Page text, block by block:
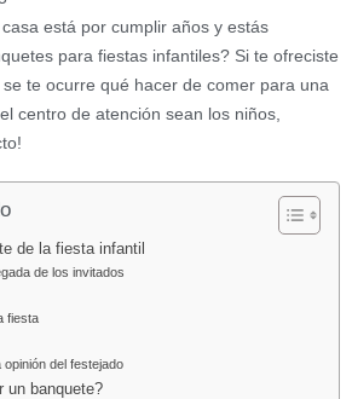
está por cumplir años y estás
para fiestas infantiles? Si te ofreciste
te ocurre qué hacer de comer para una
centro de atención sean los niños,
de la fiesta infantil
de los invitados
fiesta
opinión del festejado
un banquete?